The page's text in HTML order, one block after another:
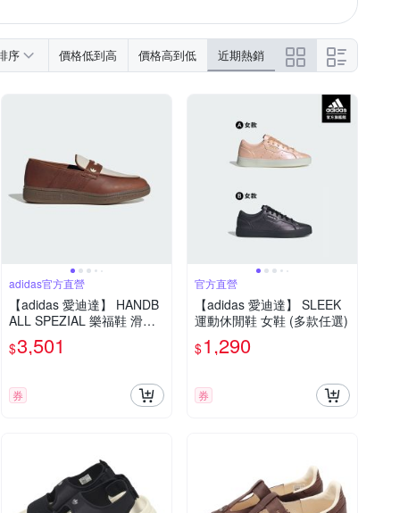
序 價格低到高 價格高到低 近期熱銷
adidas官方直營
【adidas 愛迪達】 HANDB
ALL SPEZIAL 樂福鞋 滑板
德訓鞋 復古 女鞋 - Original
s LA6439
$3,501
券
官方直營
【adidas 愛迪達】 SLEEK
運動休閒鞋 女鞋 (多款任選)
$1,290
券